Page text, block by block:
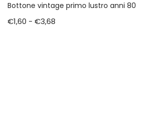
Bottone vintage primo lustro anni 80
€1,60 - €3,68